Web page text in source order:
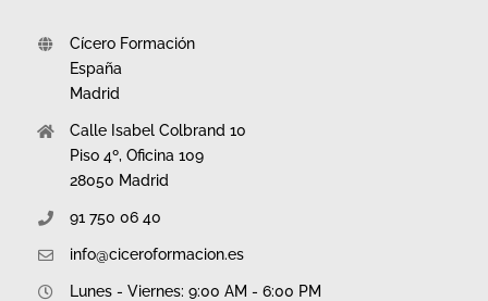
Cícero Formación
España
Madrid
Calle Isabel Colbrand 10
Piso 4º, Oficina 109
28050 Madrid
91 750 06 40
info@ciceroformacion.es
Lunes - Viernes: 9:00 AM - 6:00 PM